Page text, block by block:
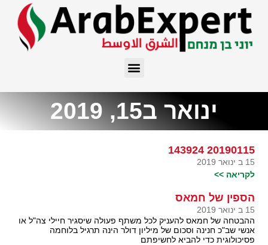
ינואר ב15, 2019
20190115 143924
15 ב ינואר 2019
לקריאה >>
הספין של חמאס
15 ב ינואר 2019
ההבטחה של חמאס להעניק לכל משתף פעולה שיסגיר חיילי צה"ל או
אנשי שב"כ חנינה וסכום של מיליון דולר הינה תרגיל בלוחמה
פסיכולוגית כדי להביא לחשיפתם